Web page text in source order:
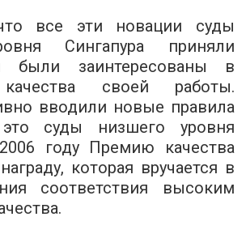
все эти новации суды
Сингапура приняли
были заинтересованы в
своей работы.
вводили новые правила
суды низшего уровня
году Премию качества
которая вручается в
соответствия высоким